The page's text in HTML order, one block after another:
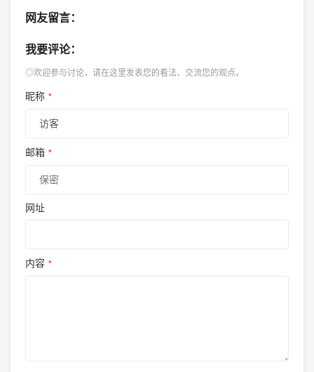
网友留言：
我要评论：
◎欢迎参与讨论，请在这里发表您的看法、交流您的观点。
昵称 *
邮箱 *
网址
内容 *